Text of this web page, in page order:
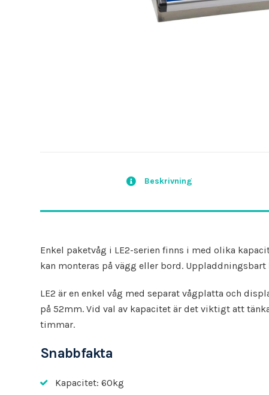
Beskrivning
Enkel paketvåg i LE2-serien finns i med olika
kan monteras på vägg eller bord. Uppladdningsbart
LE2 är en enkel våg med separat vågplatta och
på 52mm. Vid val av kapacitet är det viktigt att
timmar.
Snabbfakta
Kapacitet: 60kg